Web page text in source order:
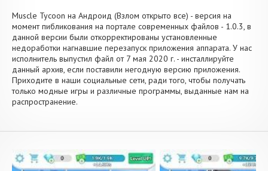
Muscle Tycoon на Андроид (Взлом открыто все) - версия на
момент пибликования на портале современных файлов - 1.0.3, в
данной версии были откорректированы установленные
недоработки нагнавшие перезапуск приложения аппарата. У нас
исполнитель выпустил файл от 7 мая 2020 г. - инсталлируйте
данный архив, если поставили негодную версию приложения.
Приходите в наши социальные сети, ради того, чтобы получать
только модные игры и различные программы, выданные нам на
распространение.